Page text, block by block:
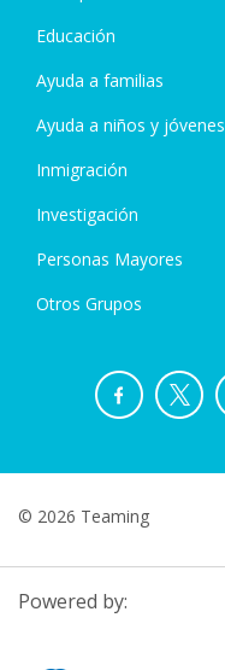
Educación
Ayuda a familias
Ayuda a niños y jóvenes
Inmigración
Investigación
Personas Mayores
Otros Grupos
© 2026 Teaming
Powered by: